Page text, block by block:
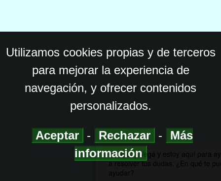
Utilizamos cookies propias y de terceros
para mejorar la experiencia de
navegación, y ofrecer contenidos
personalizados.
Aceptar - Rechazar -
Más
información